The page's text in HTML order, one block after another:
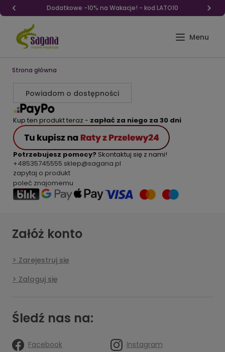
Dodatkowe -10% na Wakacje! - kod LATO10
Strona główna
Powiadom o dostępności
Kup ten produkt teraz - zapłać za niego za 30 dni
Potrzebujesz pomocy? Skontaktuj się z nami!
+48535745555 sklep@sagana.pl
zapytaj o produkt
poleć znajomemu
Załóż konto
Zarejestruj się
Zaloguj się
Śledź nas na:
Facebook Instagram